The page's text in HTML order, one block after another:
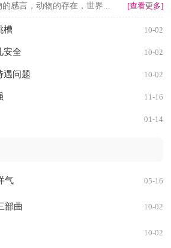
感言，动物的存在，世界... [查看更多]
槽 10-02
安全 10-02
遇问题 10-02
11-16
01-14
05-16
气
10-02
部曲
10-02